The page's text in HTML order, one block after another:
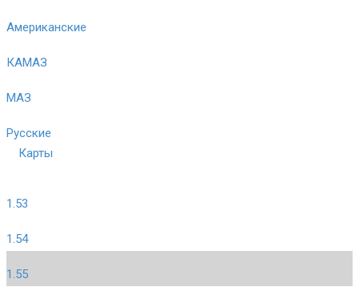
Американские
КАМАЗ
МАЗ
Русские
Карты
1.53
1.54
1.55